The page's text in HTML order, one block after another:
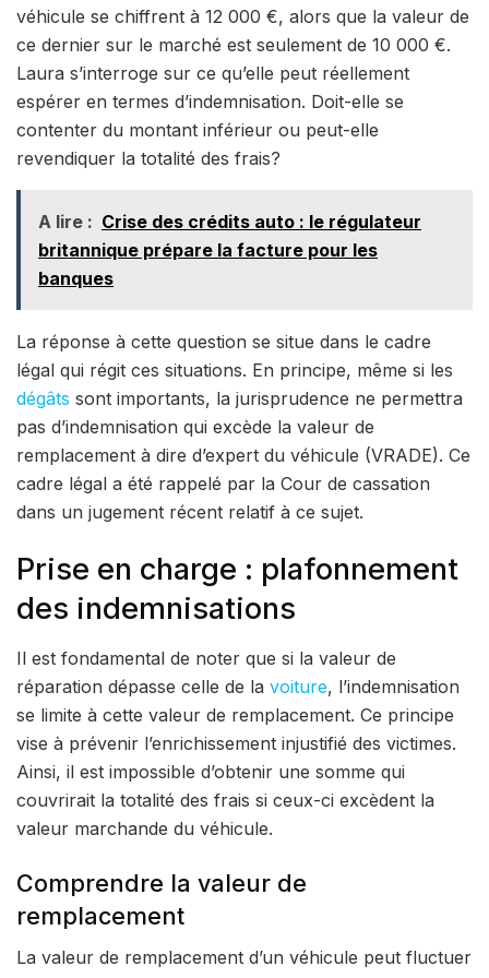
véhicule se chiffrent à 12 000 €, alors que la valeur de
ce dernier sur le marché est seulement de 10 000 €.
Laura s’interroge sur ce qu’elle peut réellement
espérer en termes d’indemnisation. Doit-elle se
contenter du montant inférieur ou peut-elle
revendiquer la totalité des frais?
A lire : Crise des crédits auto : le régulateur
britannique prépare la facture pour les
banques
La réponse à cette question se situe dans le cadre
légal qui régit ces situations. En principe, même si les
dégâts sont importants, la jurisprudence ne permettra
pas d’indemnisation qui excède la valeur de
remplacement à dire d’expert du véhicule (VRADE). Ce
cadre légal a été rappelé par la Cour de cassation
dans un jugement récent relatif à ce sujet.
Prise en charge : plafonnement
des indemnisations
Il est fondamental de noter que si la valeur de
réparation dépasse celle de la voiture, l’indemnisation
se limite à cette valeur de remplacement. Ce principe
vise à prévenir l’enrichissement injustifié des victimes.
Ainsi, il est impossible d’obtenir une somme qui
couvrirait la totalité des frais si ceux-ci excèdent la
valeur marchande du véhicule.
Comprendre la valeur de
remplacement
La valeur de remplacement d’un véhicule peut fluctuer